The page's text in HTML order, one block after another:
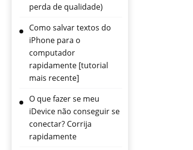
perda de qualidade)
Como salvar textos do
iPhone para o
computador
rapidamente [tutorial
mais recente]
O que fazer se meu
iDevice não conseguir se
conectar? Corrija
rapidamente